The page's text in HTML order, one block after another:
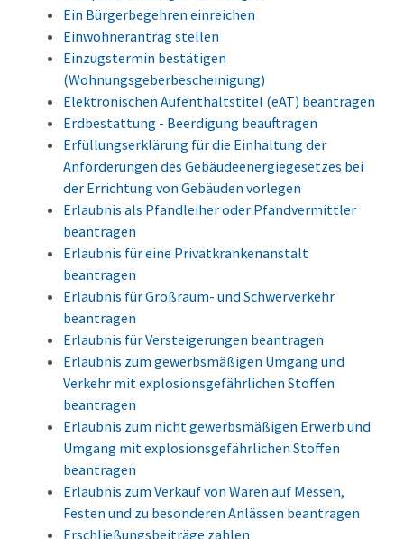
Ein Bürgerbegehren einreichen
Einwohnerantrag stellen
Einzugstermin bestätigen
(Wohnungsgeberbescheinigung)
Elektronischen Aufenthaltstitel (eAT) beantragen
Erdbestattung - Beerdigung beauftragen
Erfüllungserklärung für die Einhaltung der
Anforderungen des Gebäudeenergiegesetzes bei
der Errichtung von Gebäuden vorlegen
Erlaubnis als Pfandleiher oder Pfandvermittler
beantragen
Erlaubnis für eine Privatkrankenanstalt
beantragen
Erlaubnis für Großraum- und Schwerverkehr
beantragen
Erlaubnis für Versteigerungen beantragen
Erlaubnis zum gewerbsmäßigen Umgang und
Verkehr mit explosionsgefährlichen Stoffen
beantragen
Erlaubnis zum nicht gewerbsmäßigen Erwerb und
Umgang mit explosionsgefährlichen Stoffen
beantragen
Erlaubnis zum Verkauf von Waren auf Messen,
Festen und zu besonderen Anlässen beantragen
Erschließungsbeiträge zahlen